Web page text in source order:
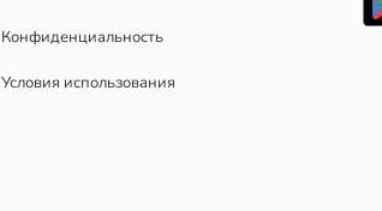
Конфиденциальность
Условия использования